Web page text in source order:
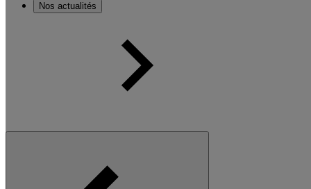
Nos actualités